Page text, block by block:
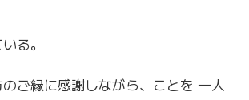
る。
ご縁に感謝しながら、ことを 一人